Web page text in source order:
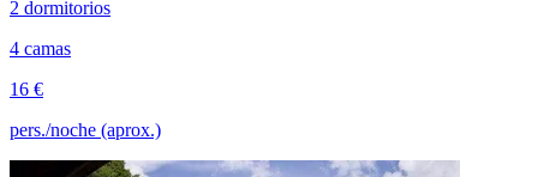
2 dormitorios
4 camas
16 €
pers./noche (aprox.)